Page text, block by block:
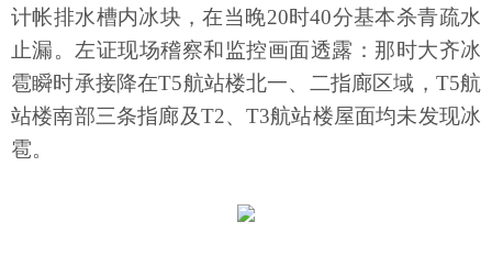
计帐排水槽内冰块，在当晚20时40分基本杀青疏水
止漏。左证现场稽察和监控画面透露：那时大齐冰
雹瞬时承接降在T5航站楼北一、二指廊区域，T5航
站楼南部三条指廊及T2、T3航站楼屋面均未发现冰
雹。